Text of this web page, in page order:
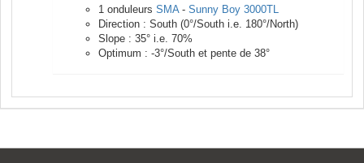
1 onduleurs SMA- Sunny Boy 3000TL
Direction : South (0°/South i.e. 180°/North)
Slope : 35° i.e. 70%
Optimum : -3°/South et pente de 38°